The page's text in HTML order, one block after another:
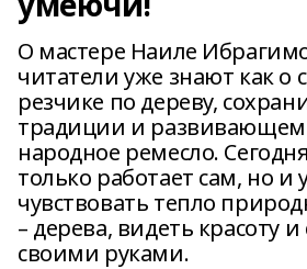
О мастере Наиле
читатели уже знают как о
резчике по дереву,
традиции и развивающем
народное ремесло.
только работает сам, но и
чувствовать тепло
– дерева, видеть красоту и
своими руками.